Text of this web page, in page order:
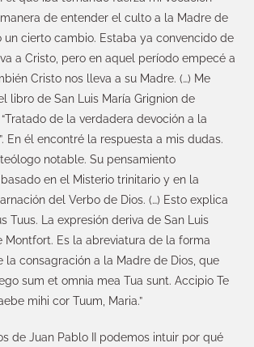
de entender el culto a la Madre de
un cierto cambio. Estaba ya convencido de
a Cristo, pero en aquel período empecé a
Cristo nos lleva a su Madre. (…) Me
libro de San Luis María Grignion de
de la verdadera devoción a la
En él encontré la respuesta a mis dudas.
notable. Su pensamiento
en el Misterio trinitario y en la
del Verbo de Dios. (…) Esto explica
Tuus. La expresión deriva de San Luis
Montfort. Es la abreviatura de la forma
la consagración a la Madre de Dios, que
sum et omnia mea Tua sunt. Accipio Te
mihi cor Tuum, Maria.”
de Juan Pablo II podemos intuir por qué